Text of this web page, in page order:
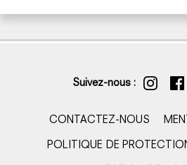
Suivez-nous :
CONTACTEZ-NOUS
POLITIQUE DE